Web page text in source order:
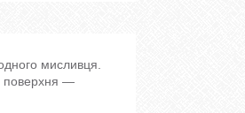
мисливця.
поверхня —